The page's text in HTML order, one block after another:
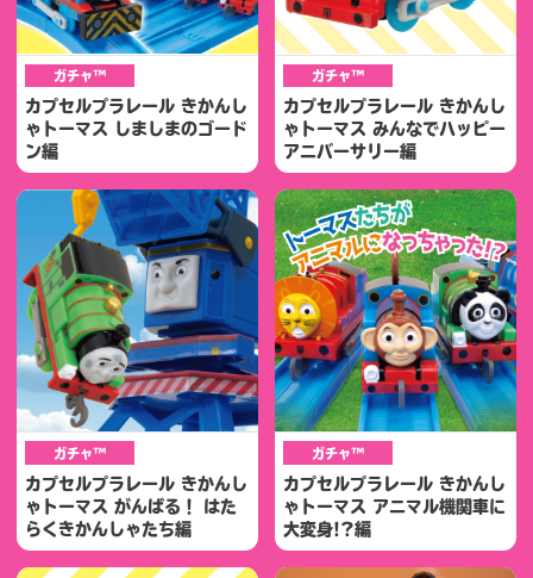
ガチャ™
カプセルプラレール きかんし
ゃトーマス しましまのゴード
ン編
ガチャ™
カプセルプラレール きかんし
ゃトーマス みんなでハッピー
アニバーサリー編
ガチャ™
カプセルプラレール きかんし
ゃトーマス がんばる！ はた
らくきかんしゃたち編
ガチャ™
カプセルプラレール きかんし
ゃトーマス アニマル機関車に
大変身!?編